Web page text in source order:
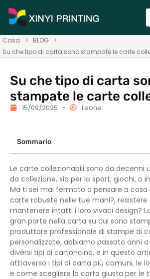
Casa > BLOG
>
Su che tipo di carta sono stampate le carte
Su che tipo di carta
stampate le carte
15/09/2025 Leone
Sommario
Le carte collezionabili sono da
da collezione, sia per lo sport, giochi, o
Ma ti sei mai fermato a pensare a cosa
carte robuste nelle tue mani?, resistere
mantenere intatti i loro vivaci design?
gran parte nella carta su cui sono
produttore professionale di stampe di
personalizzate, abbiamo passato anni
diversi tipi di cartoncino, e in questo
attraverso i tipi di carta più comuni, le
e come scegliere la carta giusta per le